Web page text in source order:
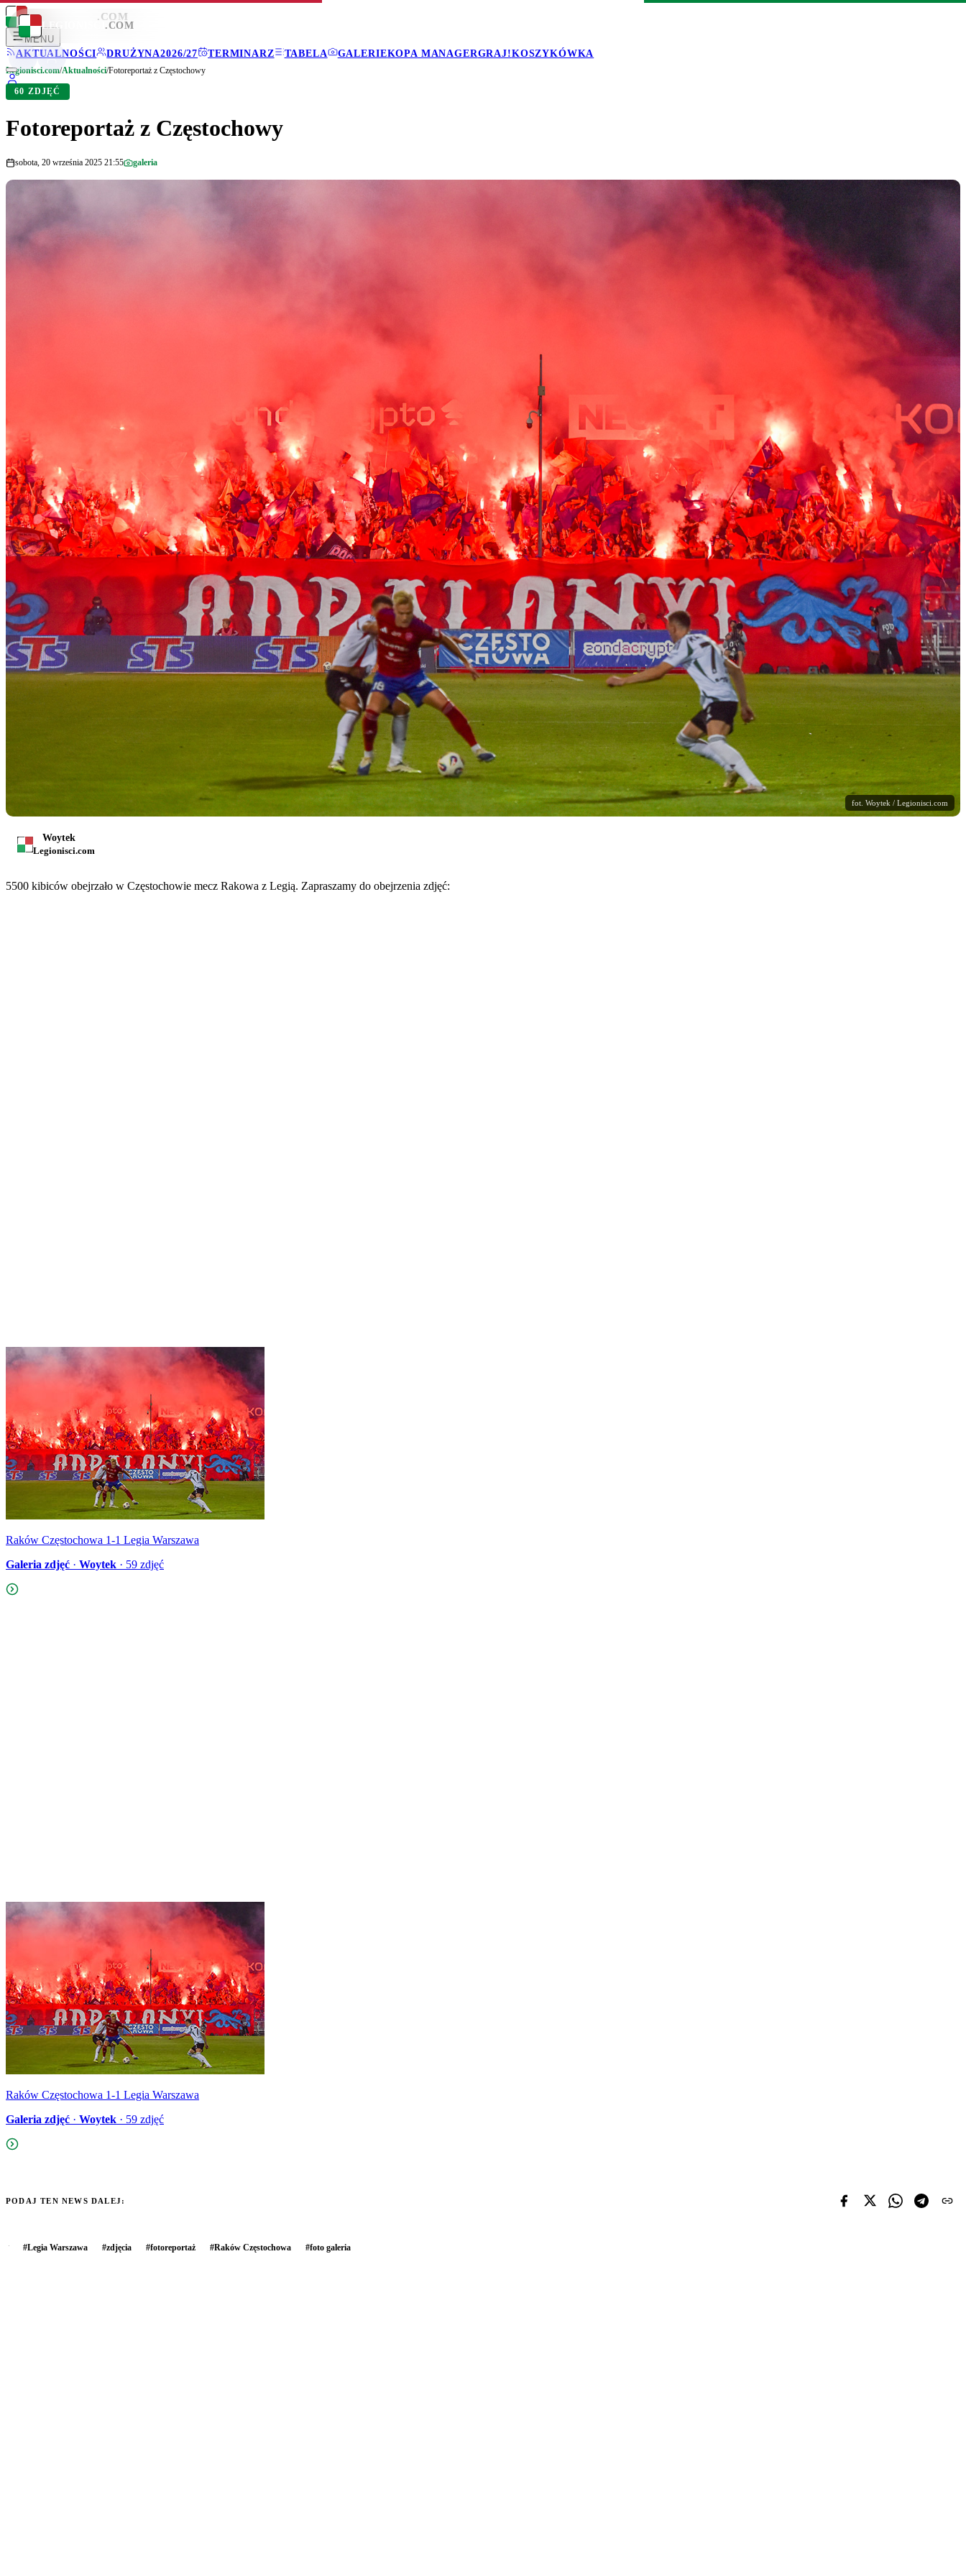
LEGIONISCI .COM
MENU
AKTUALNOŚCI
DRUŻYNA2026/27 TERMINARZ TABELA GALERIEKOPA MANAGERGRAJ!KOSZYKÓWKA
LEGIONISCI .COM
Legionisci.com/Aktualności/Fotoreportaż z Częstochowy
60 ZDJĘĆ
Fotoreportaż z Częstochowy
sobota, 20 września 2025 21:55 galeria
fot. Woytek / Legionisci.com
Woytek
Legionisci.com
5500 kibiców obejrzało w Częstochowie mecz Rakowa z Legią. Zapraszamy do obejrzenia zdjęć:
Raków Częstochowa 1-1 Legia Warszawa
Galeria zdjęć · Woytek · 59 zdjęć
Raków Częstochowa 1-1 Legia Warszawa
Galeria zdjęć · Woytek · 59 zdjęć
PODAJ TEN NEWS DALEJ:
#Legia Warszawa #zdjęcia #fotoreportaż #Raków Częstochowa #foto galeria